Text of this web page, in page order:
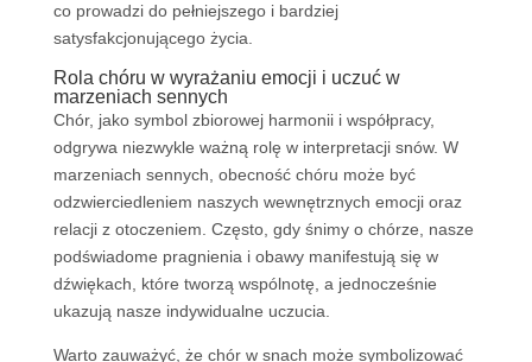
co prowadzi do pełniejszego i bardziej
satysfakcjonującego życia.
Rola chóru w wyrażaniu emocji i uczuć w
marzeniach sennych
Chór, jako symbol zbiorowej harmonii i współpracy,
odgrywa niezwykle ważną rolę w interpretacji snów. W
marzeniach sennych, obecność chóru może być
odzwierciedleniem naszych wewnętrznych emocji oraz
relacji z otoczeniem. Często, gdy śnimy o chórze, nasze
podświadome pragnienia i obawy manifestują się w
dźwiękach, które tworzą wspólnotę, a jednocześnie
ukazują nasze indywidualne uczucia.
Warto zauważyć, że chór w snach może symbolizować